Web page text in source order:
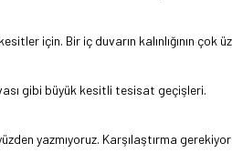
için. Bir iç duvarın kalınlığının çok
gibi büyük kesitli tesisat geçişleri.
yazmıyoruz. Karşılaştırma